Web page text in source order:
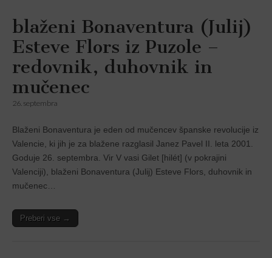
blaženi Bonaventura (Julij)
Esteve Flors iz Puzole –
redovnik, duhovnik in
mučenec
26. septembra
Blaženi Bonaventura je eden od mučencev španske revolucije iz
Valencie, ki jih je za blažene razglasil Janez Pavel II. leta 2001.
Goduje 26. septembra. Vir V vasi Gilet [hilét] (v pokrajini
Valenciji), blaženi Bonaventura (Julij) Esteve Flors, duhovnik in
mučenec…
Preberi vse →